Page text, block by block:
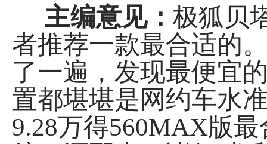
主编意见： 极狐贝
者推荐一款最合适的
了一遍，发现最便宜
置都堪堪是网约车水
9.28万得560MAX版